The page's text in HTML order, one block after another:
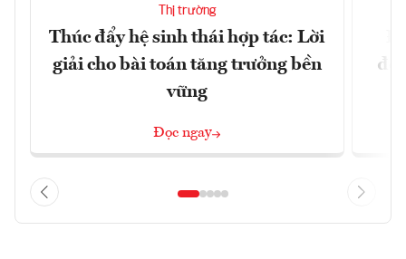
Thị trường
Thúc đẩy hệ sinh thái hợp tác: Lời
giải cho bài toán tăng trưởng bền
vững
Đọc ngay